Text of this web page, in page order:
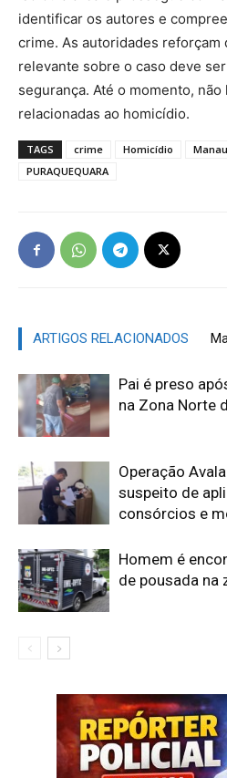
identificar os autores e
crime. As autoridades reforçam
relevante sobre o caso deve
segurança. Até o momento,
relacionadas ao homicídio.
TAGS crime Homicídio
PURAQUEQUARA
ARTIGOS RELACIONADOS
Pai é preso
na Zona Norte
Operação
suspeito de
consórcios e
Homem é
de pousada na